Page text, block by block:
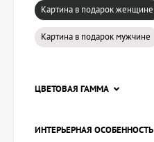
Картина в подарок женщине
Картина в подарок мужчине
ЦВЕТОВАЯ ГАММА
ИНТЕРЬЕРНАЯ ОСОБЕННОСТЬ